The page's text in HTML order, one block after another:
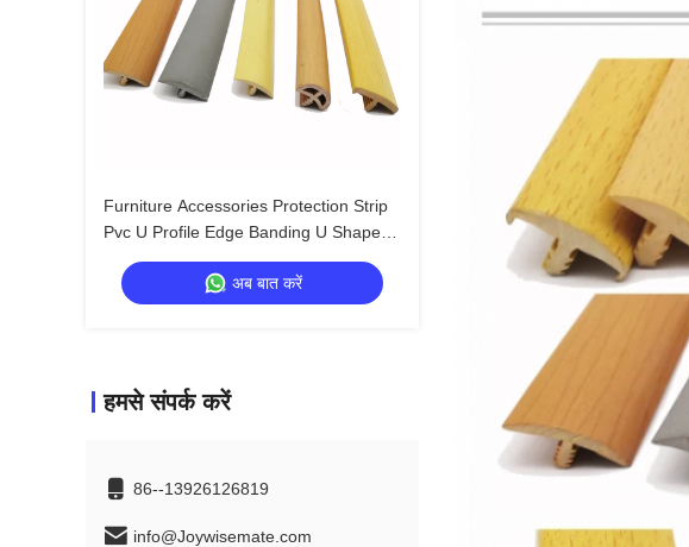
Furniture Accessories Protection Strip
Pvc U Profile Edge Banding U Shape
Edge Banding U Molding Edge Trim
अब बात करें
हमसे संपर्क करें
86--13926126819
info@Joywisemate.com